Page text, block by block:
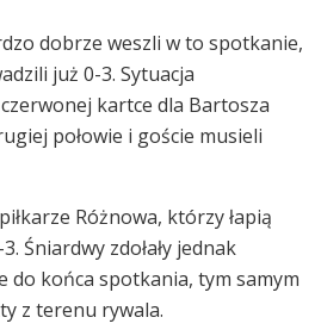
dobrze weszli w to spotkanie,
już 0-3. Sytuacja
kartce dla Bartosza
połowie i goście musieli
Różnowa, którzy łapią
Śniardwy zdołały jednak
do końca spotkania, tym samym
z terenu rywala.